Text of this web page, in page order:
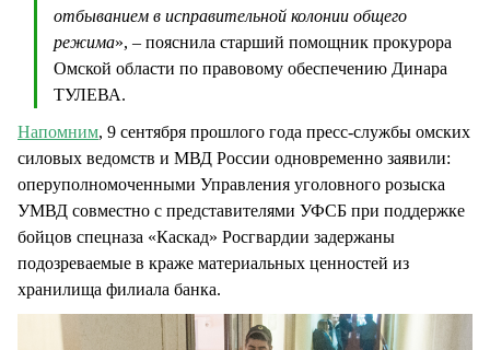
отбыванием в исправительной колонии общего
режима», – пояснила старший помощник прокурора
Омской области по правовому обеспечению Динара
ТУЛЕВА.
Напомним, 9 сентября прошлого года пресс-службы омских
силовых ведомств и МВД России одновременно заявили:
оперуполномоченными Управления уголовного розыска
УМВД совместно с представителями УФСБ при поддержке
бойцов спецназа «Каскад» Росгвардии задержаны
подозреваемые в краже материальных ценностей из
хранилища филиала банка.